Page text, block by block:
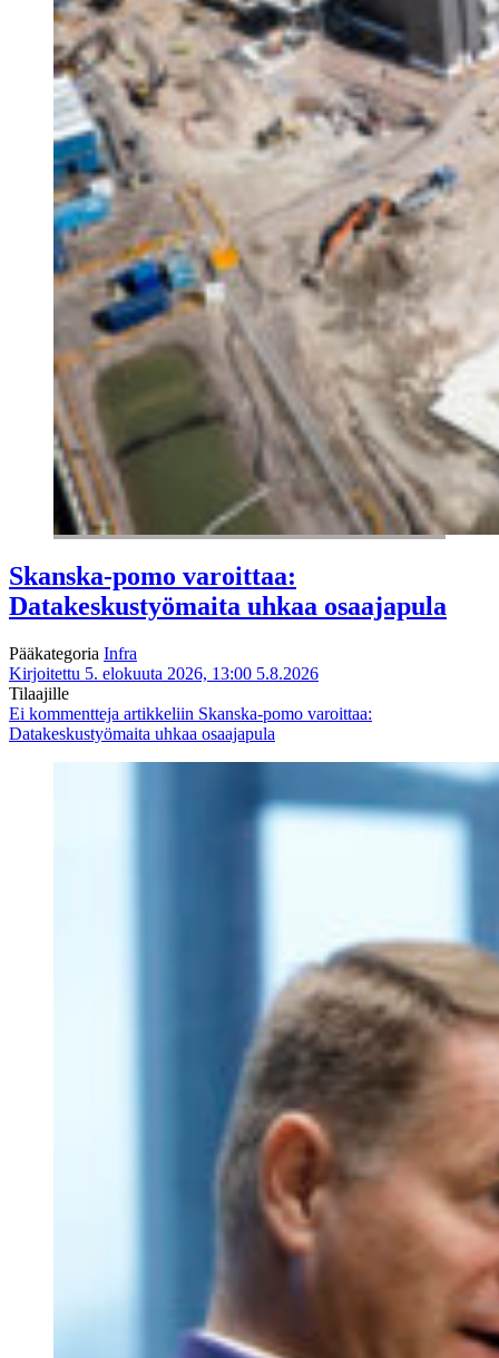
Skanska-pomo varoittaa:
Datakeskustyömaita uhkaa osaajapula
Pääkategoria Infra
Kirjoitettu 5. elokuuta 2026, 13:00 5.8.2026
Tilaajille
Ei kommentteja artikkeliin Skanska-pomo varoittaa:
Datakeskustyömaita uhkaa osaajapula